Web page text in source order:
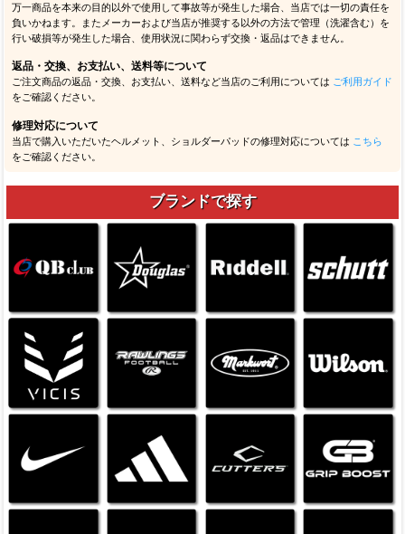
万一商品を本来の目的以外で使用して事故等が発生した場合、当店では一切の責任を
負いかねます。またメーカーおよび当店が推奨する以外の方法で管理（洗濯含む）を
行い破損等が発生した場合、使用状況に関わらず交換・返品はできません。
返品・交換、お支払い、送料等について
ご注文商品の返品・交換、お支払い、送料など当店のご利用については ご利用ガイド
をご確認ください。
修理対応について
当店で購入いただいたヘルメット、ショルダーパッドの修理対応については こちら
をご確認ください。
ブランドで探す